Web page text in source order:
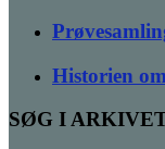
Historien
SØG I